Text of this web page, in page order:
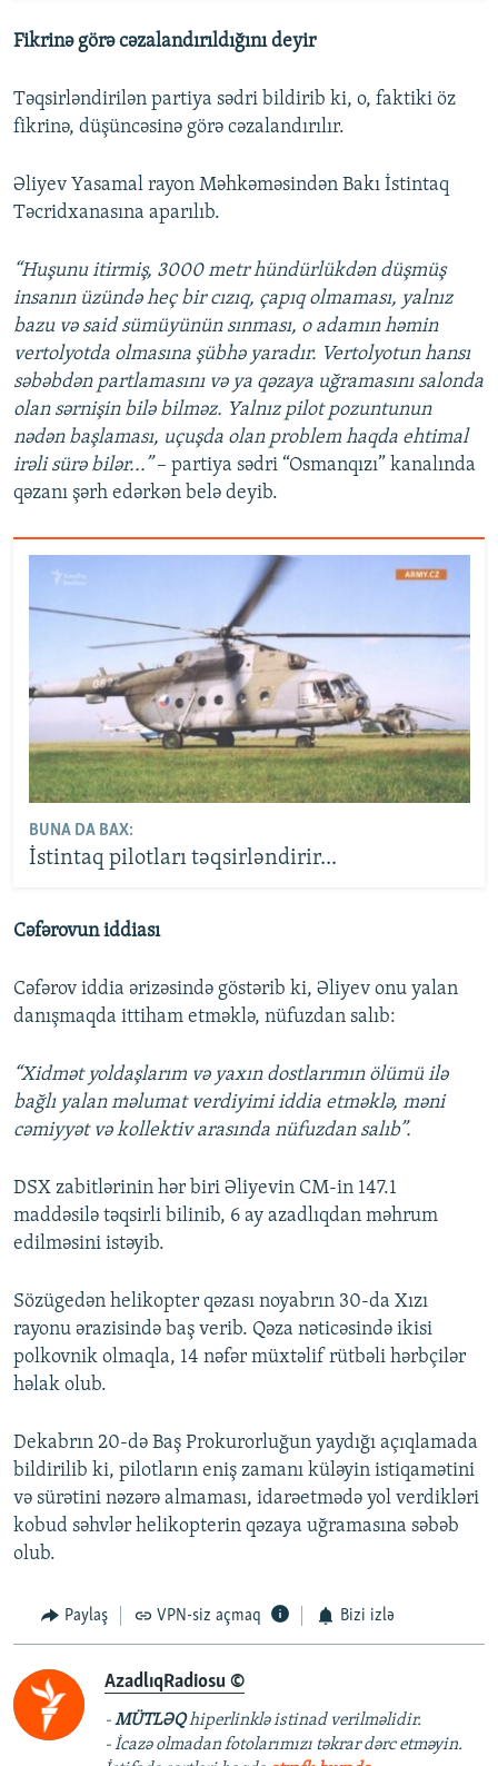
Fikrinə görə cəzalandırıldığını deyir
Təqsirləndirilən partiya sədri bildirib ki, o, faktiki öz
fikrinə, düşüncəsinə görə cəzalandırılır.
Əliyev Yasamal rayon Məhkəməsindən Bakı İstintaq
Təcridxanasına aparılıb.
“Huşunu itirmiş, 3000 metr hündürlükdən düşmüş
insanın üzündə heç bir cızıq, çapıq olmaması, yalnız
bazu və said sümüyünün sınması, o adamın həmin
vertolyotda olmasına şübhə yaradır. Vertolyotun hansı
səbəbdən partlamasını və ya qəzaya uğramasını salonda
olan sərnişin bilə bilməz. Yalnız pilot pozuntunun
nədən başlaması, uçuşda olan problem haqda ehtimal
irəli sürə bilər...”– partiya sədri “Osmanqızı” kanalında
qəzanı şərh edərkən belə deyib.
BUNA DA BAX:
İstintaq pilotları təqsirləndirir...
Cəfərovun iddiası
Cəfərov iddia ərizəsində göstərib ki, Əliyev onu yalan
danışmaqda ittiham etməklə, nüfuzdan salıb:
“Xidmət yoldaşlarım və yaxın dostlarımın ölümü ilə
bağlı yalan məlumat verdiyimi iddia etməklə, məni
cəmiyyət və kollektiv arasında nüfuzdan salıb”.
DSX zabitlərinin hər biri Əliyevin CM-in 147.1
maddəsilə təqsirli bilinib, 6 ay azadlıqdan məhrum
edilməsini istəyib.
Sözügedən helikopter qəzası noyabrın 30-da Xızı
rayonu ərazisində baş verib. Qəza nəticəsində ikisi
polkovnik olmaqla, 14 nəfər müxtəlif rütbəli hərbçilər
həlak olub.
Dekabrın 20-də Baş Prokurorluğun yaydığı açıqlamada
bildirilib ki, pilotların eniş zamanı küləyin istiqamətini
və sürətini nəzərə almaması, idarəetmədə yol verdikləri
kobud səhvlər helikopterin qəzaya uğramasına səbəb
olub.
Paylaş VPN-siz açmaq Bizi izlə
AzadlıqRadiosu ©
-MÜTLƏQhiperlinklə istinad verilməlidir.
- İcazə olmadan fotolarımızı təkrar dərc etməyin.